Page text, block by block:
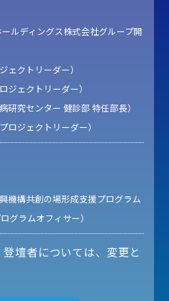
ールディングス株式会社グループ開
ェクトリーダー）
ジェクトリーダー）
研究センター 健診部 特任部長）
ロジェクトリーダー）
興機構共創の場形成支援プログラム
グラムオフィサー）
壇者については、変更と